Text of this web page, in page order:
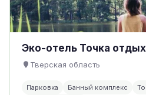
Эко-отель Точка
Тверская область
Парковка Банный комплекс